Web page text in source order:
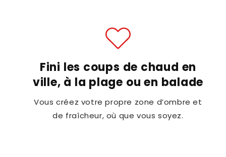
Fini les coups de chaud en
ville, à la plage ou en balade
Vous créez votre propre zone d’ombre et
de fraîcheur, où que vous soyez.